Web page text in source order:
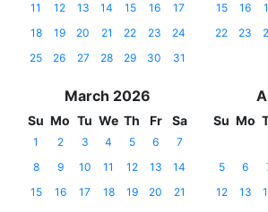
11
12 13 14 15 16
17
18
19 20 21 22 23
24
25
26 27 28 29 30 31
15
16
22
23
March 2026
Su Mo Tu We Th Fr Sa
1 2 3 4 5 6
7
8
9 10 11 12 13
14
15
16 17 18 19 20
21
Su Mo
5
6
12
13